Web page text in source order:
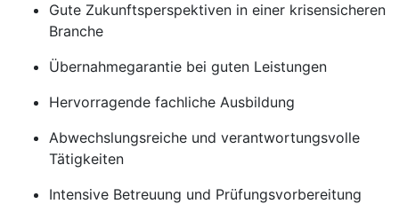
Gute Zukunftsperspektiven in einer krisensicheren
Branche
Übernahmegarantie bei guten Leistungen
Hervorragende fachliche Ausbildung
Abwechslungsreiche und verantwortungsvolle
Tätigkeiten
Intensive Betreuung und Prüfungsvorbereitung